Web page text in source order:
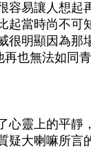
容易讓人想起
起當時尚不可
很明顯因為那
也無法如同
心靈上的平靜
疑大喇嘛所言